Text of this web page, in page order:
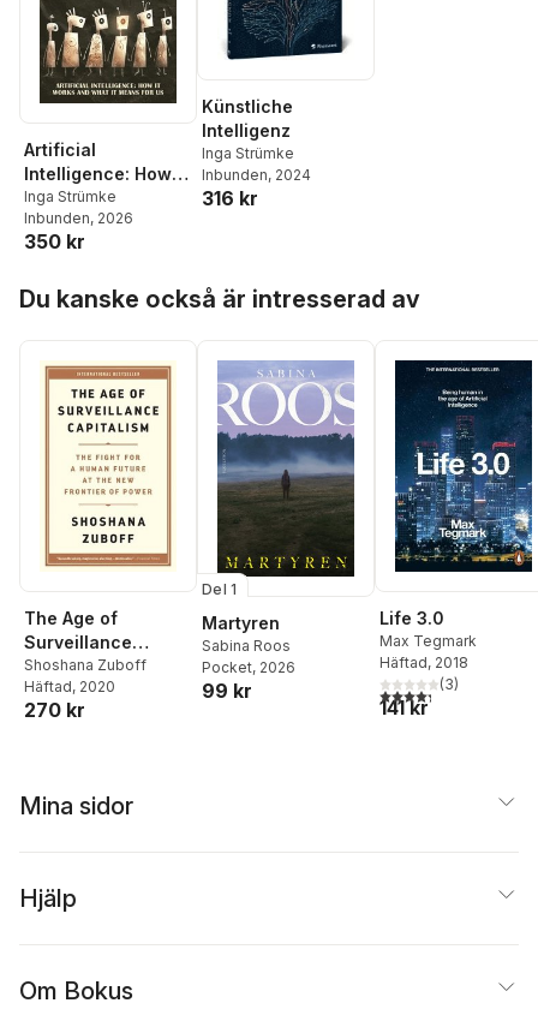
Artificial
Intelligence: How It
Works and What It
Means For Us
Inga Strümke
Inbunden, 2026
350 kr
Künstliche
Intelligenz
Inga Strümke
Inbunden, 2024
316 kr
Du kanske också är intresserad av
The Age of
Surveillance
Capitalism
Shoshana Zuboff
Häftad, 2020
270 kr
Del 1
Martyren
Sabina Roos
Pocket, 2026
99 kr
Life 3.0
Max Tegmark
Häftad, 2018
4,3utav 5 stjärnor.
(3)
141 kr
Mina sidor
Hjälp
Om Bokus